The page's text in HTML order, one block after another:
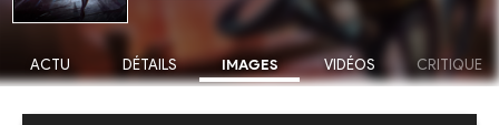
ACTU DÉTAILS IMAGES VIDÉOS CRITIQUE